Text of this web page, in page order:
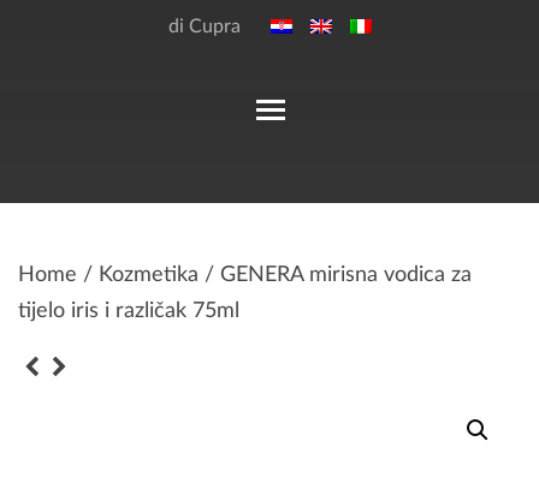
di Cupra
Home / Kozmetika / GENERA mirisna vodica za
tijelo iris i različak 75ml